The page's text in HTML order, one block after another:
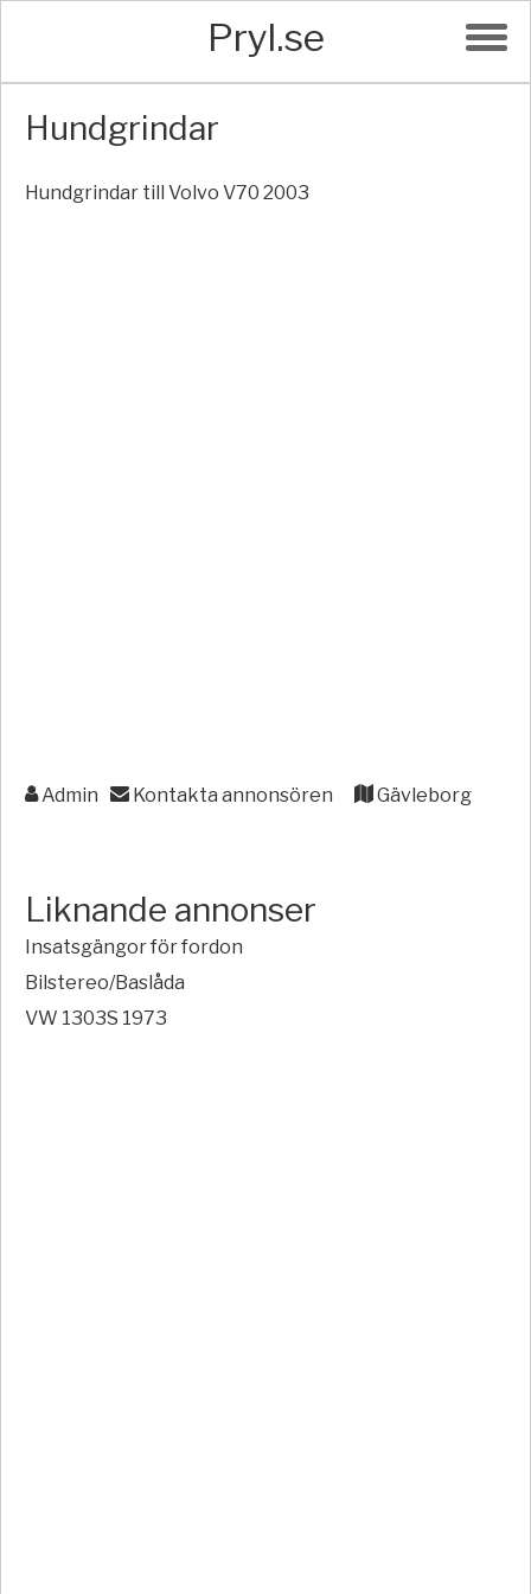
Pryl.se
Hundgrindar
Hundgrindar till Volvo V70 2003
Admin Kontakta annonsören Gävleborg
Liknande annonser
Insatsgängor för fordon
Bilstereo/Baslåda
VW 1303S 1973